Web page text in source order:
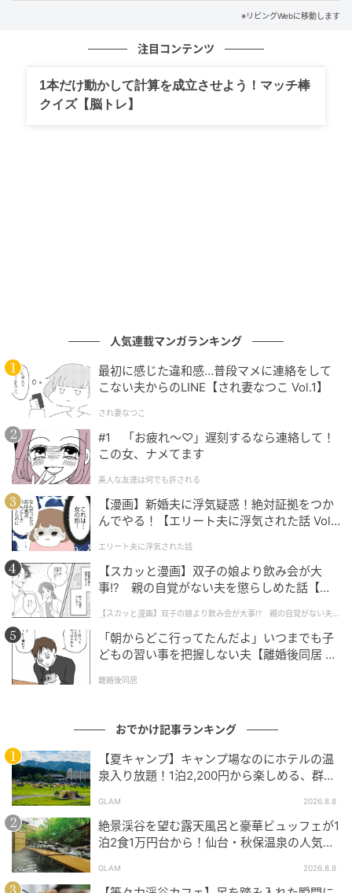
和牛ハンバーグと生パスタを注文
さっそく注文したメニューをご紹介します。 私は茄子
とベーコンモッツァレラのトマトパスタを注文。 パス
タの仕上げにはお好みでスタッフの方がテーブルでチ
ーズを削ってかけてくださいました。目の前で仕上げ
てもらえるライブ感もあり、食べる前からワクワク。
器もとっても素敵です。もちもち食感の生パスタはト
マトソースともよく絡み、チーズの豊かな香りが加わ
ることで、より一層おいしくいただけました。
出典：リビングえひめWeb
茄子とベーコンモッツァレラのトマトパスタ（1,408
円） 夫が注文したのはPremium和牛ハンバーグ 、そ
※リビングWebに移動します
注目コンテンツ
1本だけ動かして計算を成立させよう！マッチ棒
クイズ【脳トレ】
人気連載マンガランキング
最初に感じた違和感…普段マメに連絡をして
こない夫からのLINE【され妻なつこ Vol.1】
され妻なつこ
#1 「お疲れ〜♡」遅刻するなら連絡して！
この女、ナメてます
美人な友達は何でも許される
【漫画】新婚夫に浮気疑惑！絶対証拠をつか
んでやる！【エリート夫に浮気された話 Vol.
エリート夫に浮気された話
【スカッと漫画】双子の娘より飲み会が大
事!? 親の自覚がない夫を懲らしめた話【第1
【スカッと漫画】双子の娘より飲み会が大事!? 親の自覚がない夫を
懲らしめた話
「朝からどこ行ってたんだよ」いつまでも子
どもの習い事を把握しない夫【離婚後同居 Vo
離婚後同居
おでかけ記事ランキング
【夏キャンプ】キャンプ場なのにホテルの温
泉入り放題！1泊2,200円から楽しめる、群馬
GLAM 2026.8.8
絶景渓谷を望む露天風呂と豪華ビュッフェが1
泊2食1万円台から！仙台・秋保温泉の人気コ
GLAM 2026.8.8